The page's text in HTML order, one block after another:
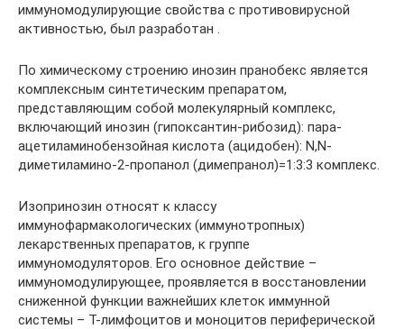
иммуномодулирующие свойства с противовирусной
активностью, был разработан .
По химическому строению инозин пранобекс является
комплексным синтетическим препаратом,
представляющим собой молекулярный комплекс,
включающий инозин (гипоксантин-рибозид): пара-
ацетиламинобензойная кислота (ацидобен): N,N-
диметиламино-2-пропанол (димепранол)=1:3:3 комплекс.
Изопринозин относят к классу
иммунофармакологических (иммунотропных)
лекарственных препаратов, к группе
иммуномодуляторов. Его основное действие –
иммуномодулирующее, проявляется в восстановлении
сниженной функции важнейших клеток иммунной
системы – Т-лимфоцитов и моноцитов периферической